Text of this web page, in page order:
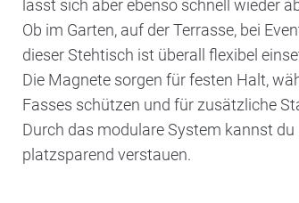
lässt sich aber ebenso schnell wieder
Ob im Garten, auf der Terrasse, bei
dieser Stehtisch ist überall flexibel
Die Magnete sorgen für festen Halt,
Fasses schützen und für zusätzliche
Durch das modulare System kannst
platzsparend verstauen.